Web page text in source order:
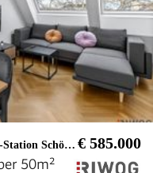
Schönbrunn € 585.000
50m²